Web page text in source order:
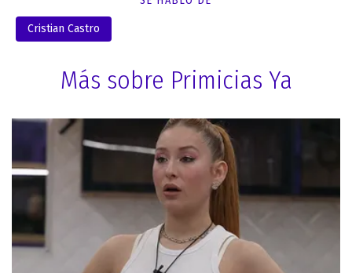
Cristian Castro
Más sobre Primicias Ya